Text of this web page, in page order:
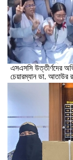
এসএসসি উত্তীর্ণদের
চেয়ারম্যান ডা. আতাউর